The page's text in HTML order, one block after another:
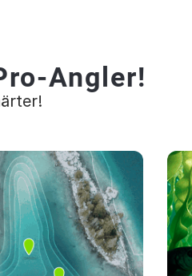
Angler!